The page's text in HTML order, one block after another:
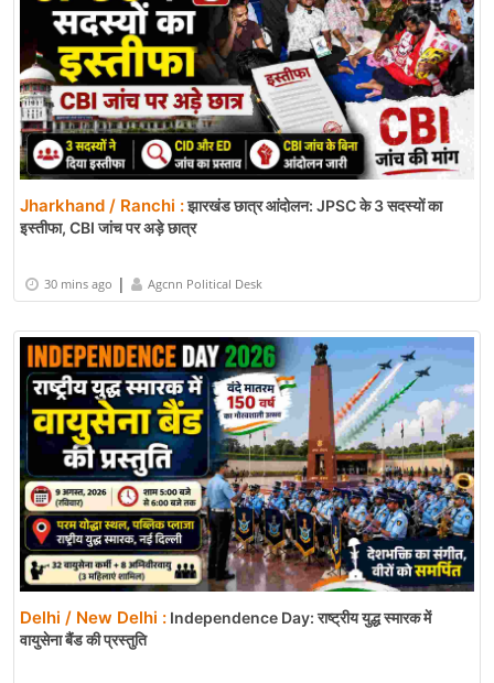
Jharkhand / Ranchi :झारखंड छात्र आंदोलन: JPSC के 3 सदस्यों का
इस्तीफा, CBI जांच पर अड़े छात्र
30 mins ago | Agcnn Political Desk
Delhi / New Delhi : Independence Day: राष्ट्रीय युद्ध स्मारक में
वायुसेना बैंड की प्रस्तुति